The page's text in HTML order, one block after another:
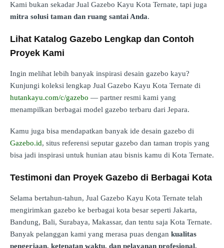
Kami bukan sekadar Jual Gazebo Kayu Kota Ternate, tapi juga
mitra solusi taman dan ruang santai Anda.
Lihat Katalog Gazebo Lengkap dan Contoh
Proyek Kami
Ingin melihat lebih banyak inspirasi desain gazebo kayu?
Kunjungi koleksi lengkap Jual Gazebo Kayu Kota Ternate di
hutankayu.com/c/gazebo — partner resmi kami yang
menampilkan berbagai model gazebo terbaru dari Jepara.
Kamu juga bisa mendapatkan banyak ide desain gazebo di
Gazebo.id, situs referensi seputar gazebo dan taman tropis yang
bisa jadi inspirasi untuk hunian atau bisnis kamu di Kota Ternate.
Testimoni dan Proyek Gazebo di Berbagai Kota
Selama bertahun-tahun, Jual Gazebo Kayu Kota Ternate telah
mengirimkan gazebo ke berbagai kota besar seperti Jakarta,
Bandung, Bali, Surabaya, Makassar, dan tentu saja Kota Ternate.
Banyak pelanggan kami yang merasa puas dengan kualitas
pengerjaan, ketepatan waktu, dan pelayanan profesional.